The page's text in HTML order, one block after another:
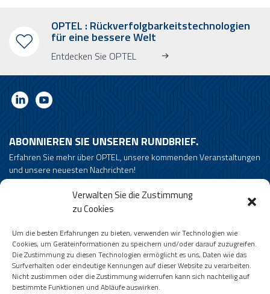
Verwalten Sie die Zustimmung
zu Cookies
Um die besten Erfahrungen zu bieten, verwenden wir Technologien wie
Cookies, um Geräteinformationen zu speichern und/oder darauf zuzugreifen.
Die Zustimmung zu diesen Technologien ermöglicht es uns, Daten wie das
Surfverhalten oder eindeutige Kennungen auf dieser Website zu verarbeiten.
Nicht zustimmen oder die Zustimmung widerrufen kann sich nachteilig auf
bestimmte Funktionen und Abläufe auswirken.
OPTEL : Rückverfolgbarkeitstechnologien
für eine bessere Welt
Entdecken Sie OPTEL
ABONNIEREN SIE UNSEREN RUNDBRIEF.
Erfahren Sie mehr über OPTEL, unsere kommenden Veranstaltungen
und unsere neuesten Nachrichten!
* Bitte beachten Sie, dass der Rundschreiben nur in englischer Sprache
Bedingungen und Konditionen
© 2026 by Optel Vision Inc., a.k.a. ''Optel Group'' . All rights reserved -